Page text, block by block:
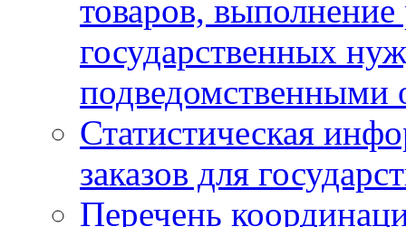
товаров, выполнение
государственных
подведомственными
Статистическая
заказов для
Перечень